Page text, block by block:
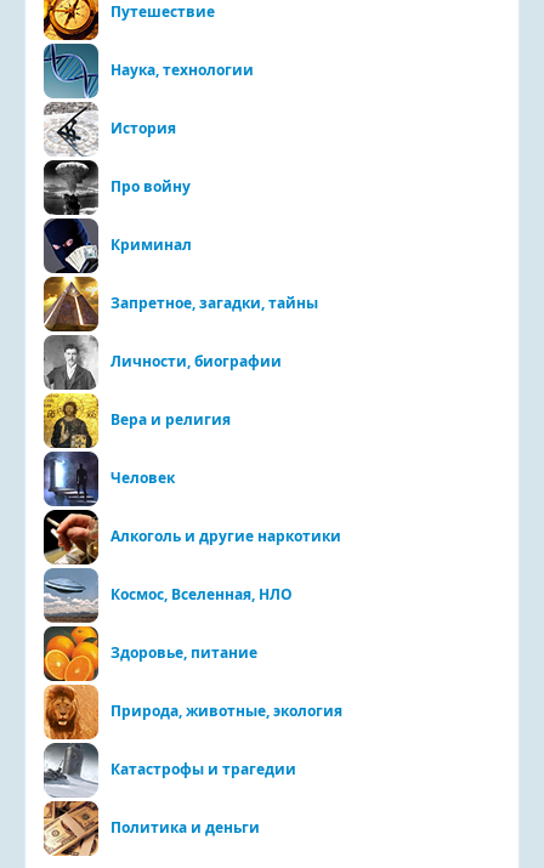
Путешествие
Наука, технологии
История
Про войну
Криминал
Запретное, загадки, тайны
Личности, биографии
Вера и религия
Человек
Алкоголь и другие наркотики
Космос, Вселенная, НЛО
Здоровье, питание
Природа, животные, экология
Катастрофы и трагедии
Политика и деньги